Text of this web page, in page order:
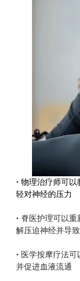
• 物理治疗师可
轻对神经的压力
• 脊医护理可以
解压迫神经并导
• 医学按摩疗法
并促进血液流通